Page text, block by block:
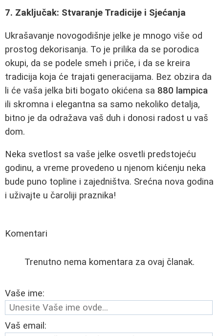
7. Zaključak: Stvaranje Tradicije i Sjećanja
Ukrašavanje novogodišnje jelke je mnogo više od
prostog dekorisanja. To je prilika da se porodica
okupi, da se podele smeh i priče, i da se kreira
tradicija koja će trajati generacijama. Bez obzira da
li će vaša jelka biti bogato okićena sa 880 lampica
ili skromna i elegantna sa samo nekoliko detalja,
bitno je da odražava vaš duh i donosi radost u vaš
dom.
Neka svetlost sa vaše jelke osvetli predstojeću
godinu, a vreme provedeno u njenom kićenju neka
bude puno topline i zajedništva. Srećna nova godina
i uživajte u čaroliji praznika!
Komentari
Trenutno nema komentara za ovaj članak.
Vaše ime:
Vaš email: